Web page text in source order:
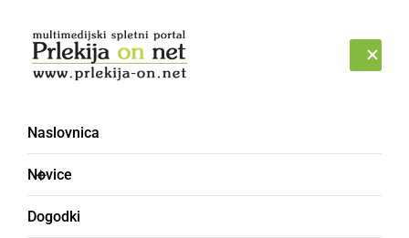
Naslovnica
Novice
Dogodki
Mitra